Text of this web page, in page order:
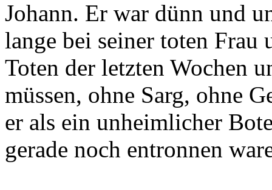
Johann. Er war dünn und
lange bei seiner toten
Toten der letzten Wochen
müssen, ohne Sarg, ohne
er als ein unheimlicher
gerade noch entronnen